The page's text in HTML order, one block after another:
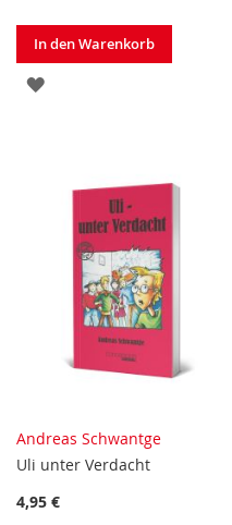
In den Warenkorb
ZUR
Andreas Schwantge
Uli unter Verdacht
4,95 €